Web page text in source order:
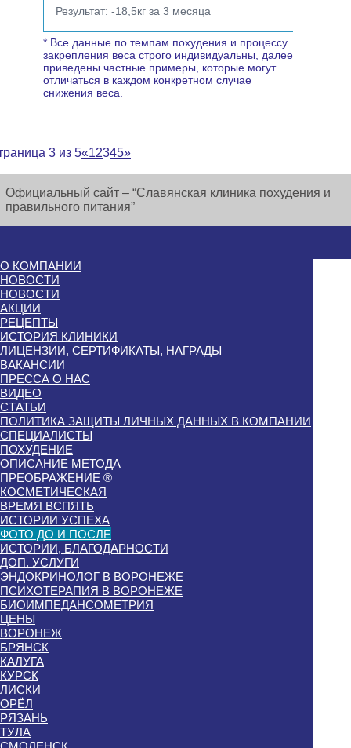
Результат: -18,5кг за 3 месяца
* Все данные по темпам похудения и процессу
закрепления веса строго индивидуальны, далее
приведены частные примеры, которые могут
отличаться в каждом конкретном случае
снижения веса.
3 из 5«12345»
Официальный сайт – “Славянская клиника похудения и
правильного питания”
О КОМПАНИИ
НОВОСТИ
НОВОСТИ
АКЦИИ
РЕЦЕПТЫ
ИСТОРИЯ КЛИНИКИ
ЛИЦЕНЗИИ, СЕРТИФИКАТЫ, НАГРАДЫ
ВАКАНСИИ
ПРЕССА О НАС
ВИДЕО
СТАТЬИ
ПОЛИТИКА ЗАЩИТЫ ЛИЧНЫХ ДАННЫХ В КОМПАНИИ
СПЕЦИАЛИСТЫ
ПОХУДЕНИЕ
ОПИСАНИЕ МЕТОДА
ПРЕОБРАЖЕНИЕ ®
КОСМЕТИЧЕСКАЯ
ВРЕМЯ ВСПЯТЬ
ИСТОРИИ УСПЕХА
ФОТО ДО И ПОСЛЕ
ИСТОРИИ, БЛАГОДАРНОСТИ
ДОП. УСЛУГИ
ЭНДОКРИНОЛОГ В ВОРОНЕЖЕ
ПСИХОТЕРАПИЯ В ВОРОНЕЖЕ
БИОИМПЕДАНСОМЕТРИЯ
ЦЕНЫ
ВОРОНЕЖ
БРЯНСК
КАЛУГА
КУРСК
ЛИСКИ
ОРЁЛ
РЯЗАНЬ
ТУЛА